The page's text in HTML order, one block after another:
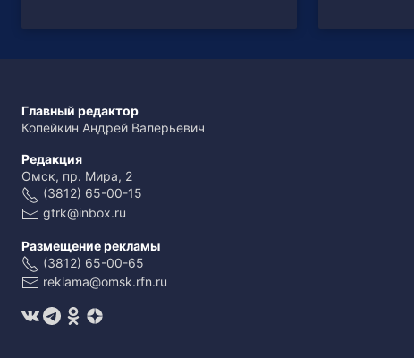
Главный редактор
Копейкин Андрей Валерьевич
Редакция
Омск, пр. Мира, 2
(3812) 65-00-15
gtrk@inbox.ru
Размещение рекламы
(3812) 65-00-65
reklama@omsk.rfn.ru